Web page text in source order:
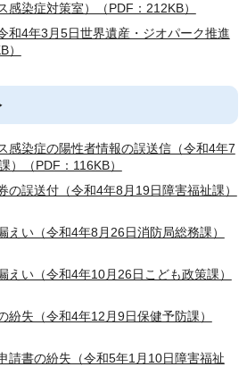
感染症対策室）（PDF：212KB）
和4年3月5日世界遺産・ジオパーク推進
）
感染症の陽性者情報の誤送信（令和4年7
）（PDF：116KB）
の誤送付（令和4年8月19日障害福祉課）
えい（令和4年8月26日消防局総務課）
えい（令和4年10月26日こども政策課）
紛失（令和4年12月9日保健予防課）
請書の紛失（令和5年1月10日障害福祉